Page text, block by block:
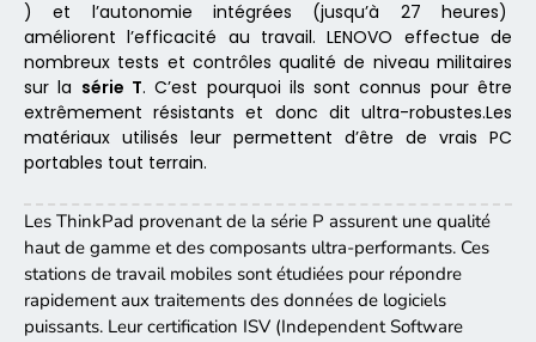
) et l’autonomie intégrées (jusqu’à 27 heures)
améliorent l’efficacité au travail. LENOVO effectue de
nombreux tests et contrôles qualité de niveau militaires
sur la série T. C’est pourquoi ils sont connus pour être
extrêmement résistants et donc dit ultra-robustes.Les
matériaux utilisés leur permettent d’être de vrais PC
portables tout terrain.
Les ThinkPad provenant de la série P assurent une qualité
haut de gamme et des composants ultra-performants. Ces
stations de travail mobiles sont étudiées pour répondre
rapidement aux traitements des données de logiciels
puissants. Leur certification ISV (Independent Software